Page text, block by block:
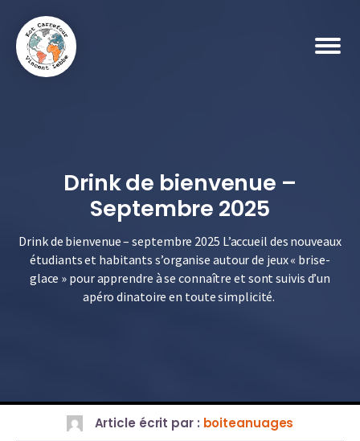
Drink de bienvenue –
Septembre 2025
Drink de bienvenue – septembre 2025 L’accueil des nouveaux
étudiants et habitants s’organise autour de jeux « brise-
glace » pour apprendre à se connaître et sont suivis d’un
apéro dinatoire en toute simplicité.
Article écrit par : boiteanuages